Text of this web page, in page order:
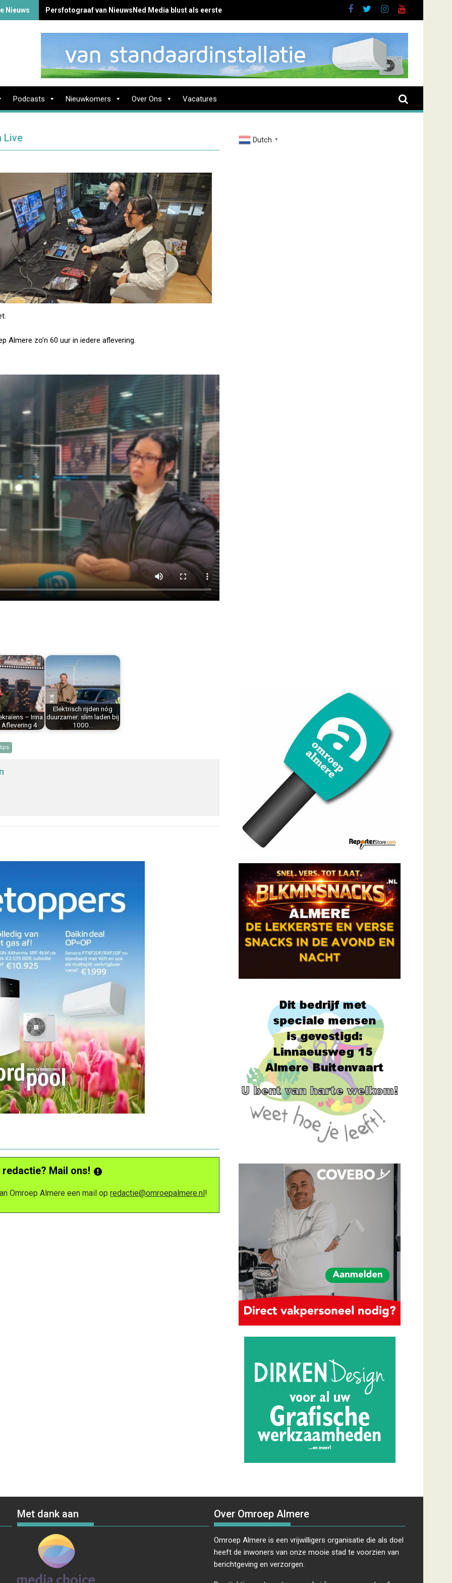
Nieuws Persfotograaf van NieuwsNed Media blust als eerste brand Zenderstraat
Podcasts Nieuwkomers Over Ons Vacatures
Live
Almere zo’n 60 uur in iedere aflevering.
– Irina
Aflevering 4
Elektrisch rijden nóg
duurzamer: slim laden bij
1000…
Mail ons!
Omroep Almere een mail opredactie@omroepalmere.nl!
Dutch ▼
Met dank aan Over Omroep Almere
Omroep Almere is een vrijwilligers organisatie die als doel
heeft de inwoners van onze mooie stad te voorzien van
berichtgeving en verzorgen.